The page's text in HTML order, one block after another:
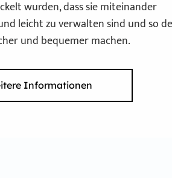
wurden, dass sie miteinander
leicht zu verwalten sind und so
und bequemer machen.
Informationen